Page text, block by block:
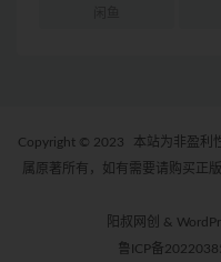
Copyright © 2023
本站为非盈利
属原著所有，如有需要请购买正
阳叔网创 &
鲁ICP备